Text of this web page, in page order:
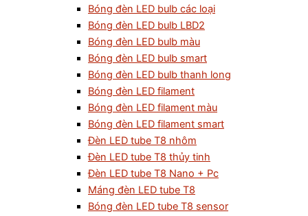
Bóng đèn LED bulb các loại
Bóng đèn LED bulb LBD2
Bóng đèn LED bulb màu
Bóng đèn LED bulb smart
Bóng đèn LED bulb thanh long
Bóng đèn LED filament
Bóng đèn LED filament màu
Bóng đèn LED filament smart
Đèn LED tube T8 nhôm
Đèn LED tube T8 thủy tinh
Đèn LED tube T8 Nano + Pc
Máng đèn LED tube T8
Bóng đèn LED tube T8 sensor